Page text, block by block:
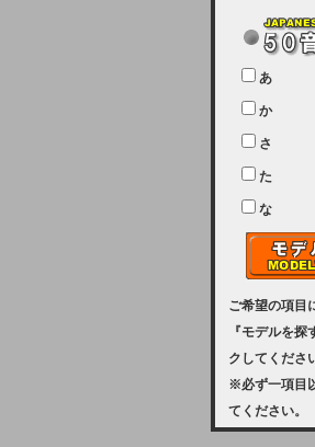
キャシュでの
宜しくお願い
2024-02-23 (金)
【クレジット
只今、クレジ
により決済が
ユーザー様に
けいたしまし
ん。
2023-08-31 (
【サーバーメ
らせ】
2023年 9月10
サーバーメン
ます。その為
あ
か
さ
た
な
ご希望の項目
『モデルを
クしてくださ
※必ず一項目
てください。